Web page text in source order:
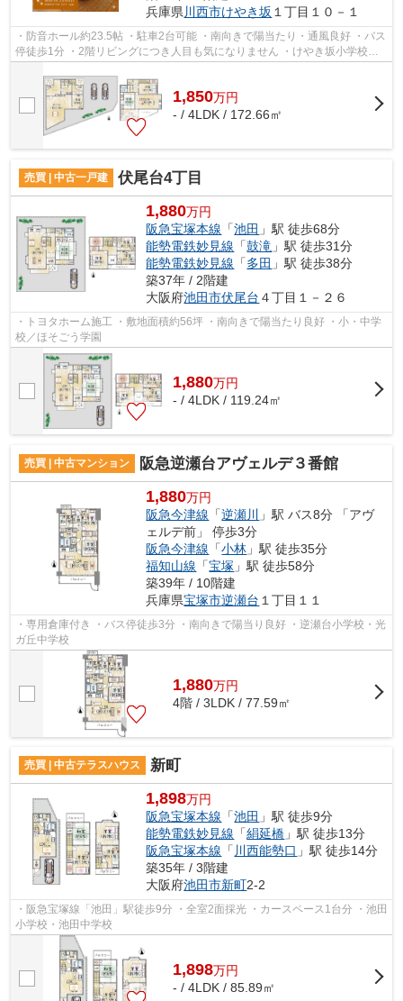
兵庫県 川西市けやき坂 １丁目１０－１
・防音ホール約23.5帖 ・駐車2台可能 ・南向きで陽当たり・通風良好 ・バス
停徒歩1分 ・2階リビングにつき人目も気になりません ・けやき坂小学校／
1,850万円
- / 4LDK / 172.66㎡
売買 | 中古一戸建 伏尾台4丁目
1,880万円
阪急宝塚本線 「池田 」駅 徒歩68分
能勢電鉄妙見線 「鼓滝 」駅 徒歩31分
能勢電鉄妙見線 「多田 」駅 徒歩38分
築37年 / 2階建
大阪府池田市伏尾台 ４丁目１－２６
・トヨタホーム施工 ・敷地面積約56坪 ・南向きで陽当たり良好 ・小・中学
校／ほそごう学園
1,880万円
- / 4LDK / 119.24㎡
売買 | 中古マンション 阪急逆瀬台アヴェルデ３番館
1,880万円
阪急今津線 「逆瀬川 」駅 バス8分 「アヴ
ェルデ前」 停歩3分
阪急今津線 「小林 」駅 徒歩35分
福知山線 「宝塚 」駅 徒歩58分
築39年 / 10階建
兵庫県宝塚市逆瀬台 １丁目１１
・専用倉庫付き ・バス停徒歩3分 ・南向きで陽当り良好 ・逆瀬台小学校・光
ガ丘中学校
1,880万円
4階 / 3LDK / 77.59㎡
売買 | 中古テラスハウス 新町
1,898万円
阪急宝塚本線 「池田 」駅 徒歩9分
能勢電鉄妙見線 「絹延橋 」駅 徒歩13分
阪急宝塚本線 「 川西能勢口 」駅 徒歩14分
築35年 / 3階建
大阪府池田市新町2-2
・阪急宝塚線「池田」駅徒歩9分 ・全室2面採光 ・カースペース1台分 ・池田
小学校・池田中学校
1,898万円
- / 4LDK / 85.89㎡